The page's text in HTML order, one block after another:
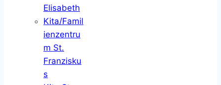
Elisabeth
Kita/Famil
ienzentru
m St.
Franzisku
s